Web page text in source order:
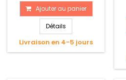
Ajouter au panier
Détails
Livraison en 4-5 jours